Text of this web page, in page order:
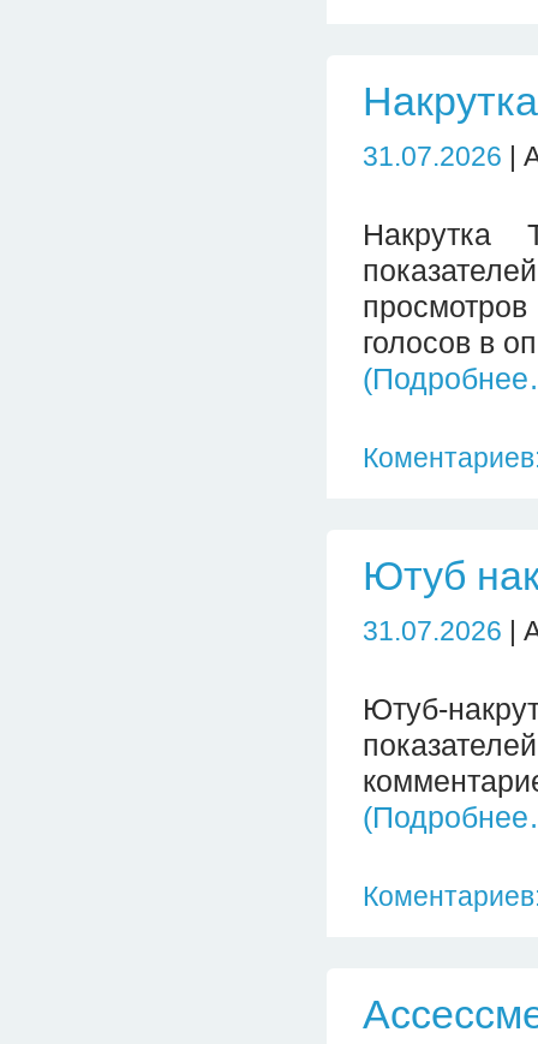
31.07.2026 |
Накрутка
голосов в
Ютуб
31.07.2026 |
Ютуб-